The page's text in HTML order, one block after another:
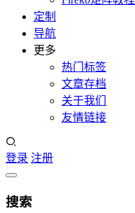
定制
导航
更多
热门标签
文章存档
关于我们
友情链接
登录 注册
搜索